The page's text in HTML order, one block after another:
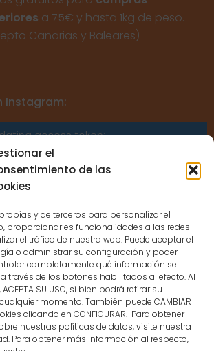
el
de las
y de terceros para personalizar el
proporcionarles funcionalidades a las redes
el tráfico de nuestra web. Puede aceptar el
o administrar su configuración y poder
completamente qué información se
través de los botones habilitados al efecto. Al
SU USO, si bien podrá retirar su
momento. También puede CAMBIAR
clicando en CONFIGURAR. Para obtener
nuestras políticas de datos, visite nuestra
Para obtener más información al respecto,
a 75€ y hasta 1kg de peso.
Canarias y Baleares)
Instagram:
access token:
for the user are not allowed
the user is not a confirmed